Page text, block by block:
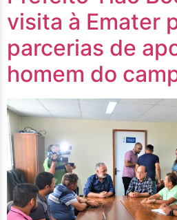
visita à Emater
parcerias de
homem do